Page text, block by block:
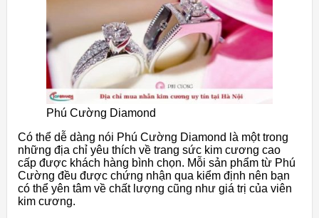
Phú Cường Diamond
Có thể dễ dàng nói Phú Cường Diamond là một trong
những địa chỉ yêu thích về trang sức kim cương cao
cấp được khách hàng bình chọn. Mỗi sản phẩm từ Phú
Cường đều được chứng nhận qua kiểm định nên bạn
có thể yên tâm về chất lượng cũng như giá trị của viên
kim cương.